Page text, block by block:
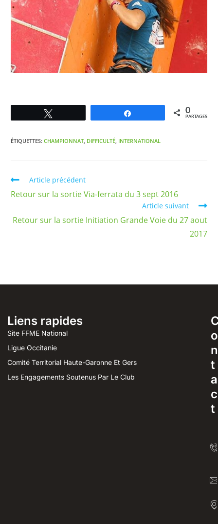
0
PARTAGES
ÉTIQUETTES:CHAMPIONNAT DIFFICULTÉ INTERNATIONAL
Article précédent
Retour sur la sortie Via-ferrata du 3 sept 2016
Article suivant
Retour sur la sortie Initiation Grande Voie du 27 aout
2017
Liens rapides
Site FFME National
Ligue Occitanie
Comité Territorial Haute-Garonne Et Gers
Les Engagements Soutenus Par Le Club
o
n
t
a
c
t